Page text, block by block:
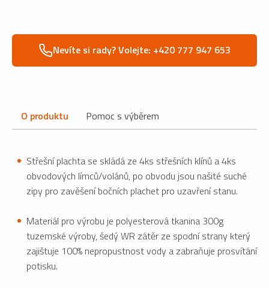
Nevíte si rady? Volejte: +420 777 947 653
O produktu Pomoc s výběrem
Střešní plachta se skládá ze 4ks střešních klínů a 4ks
obvodových límců/volánů, po obvodu jsou našité suché
zipy pro zavěšení bočních plachet pro uzavření stanu.
Materiál pro výrobu je polyesterová tkanina 300g
tuzemské výroby, šedý WR zátěr ze spodní strany který
zajištuje 100% nepropustnost vody a zabraňuje prosvítání
potisku.